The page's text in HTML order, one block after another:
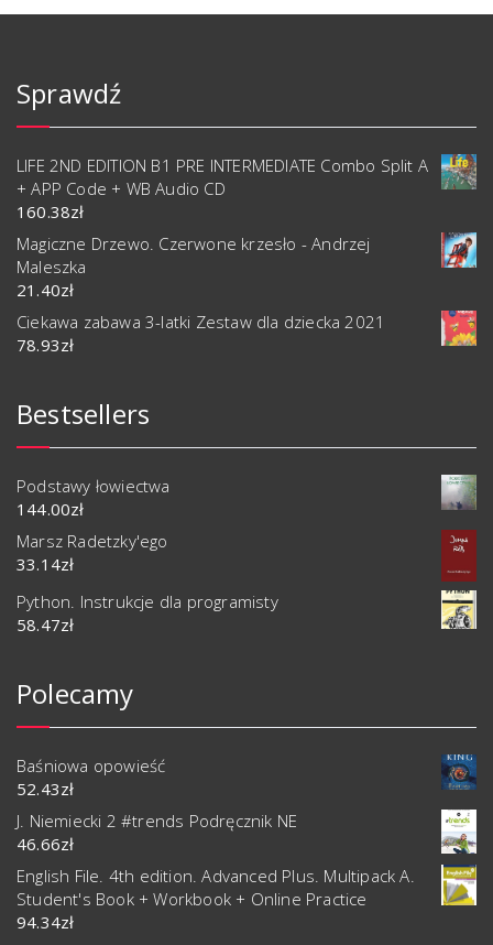
Sprawdź
LIFE 2ND EDITION B1 PRE INTERMEDIATE Combo Split A
+ APP Code + WB Audio CD
160.38zł
Magiczne Drzewo. Czerwone krzesło - Andrzej
Maleszka
21.40zł
Ciekawa zabawa 3-latki Zestaw dla dziecka 2021
78.93zł
Bestsellers
Podstawy łowiectwa
144.00zł
Marsz Radetzky'ego
33.14zł
Python. Instrukcje dla programisty
58.47zł
Polecamy
Baśniowa opowieść
52.43zł
J. Niemiecki 2 #trends Podręcznik NE
46.66zł
English File. 4th edition. Advanced Plus. Multipack A.
Student's Book + Workbook + Online Practice
94.34zł